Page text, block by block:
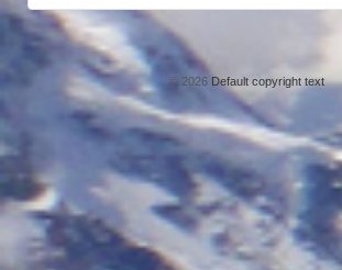
© 2026Default copyright text